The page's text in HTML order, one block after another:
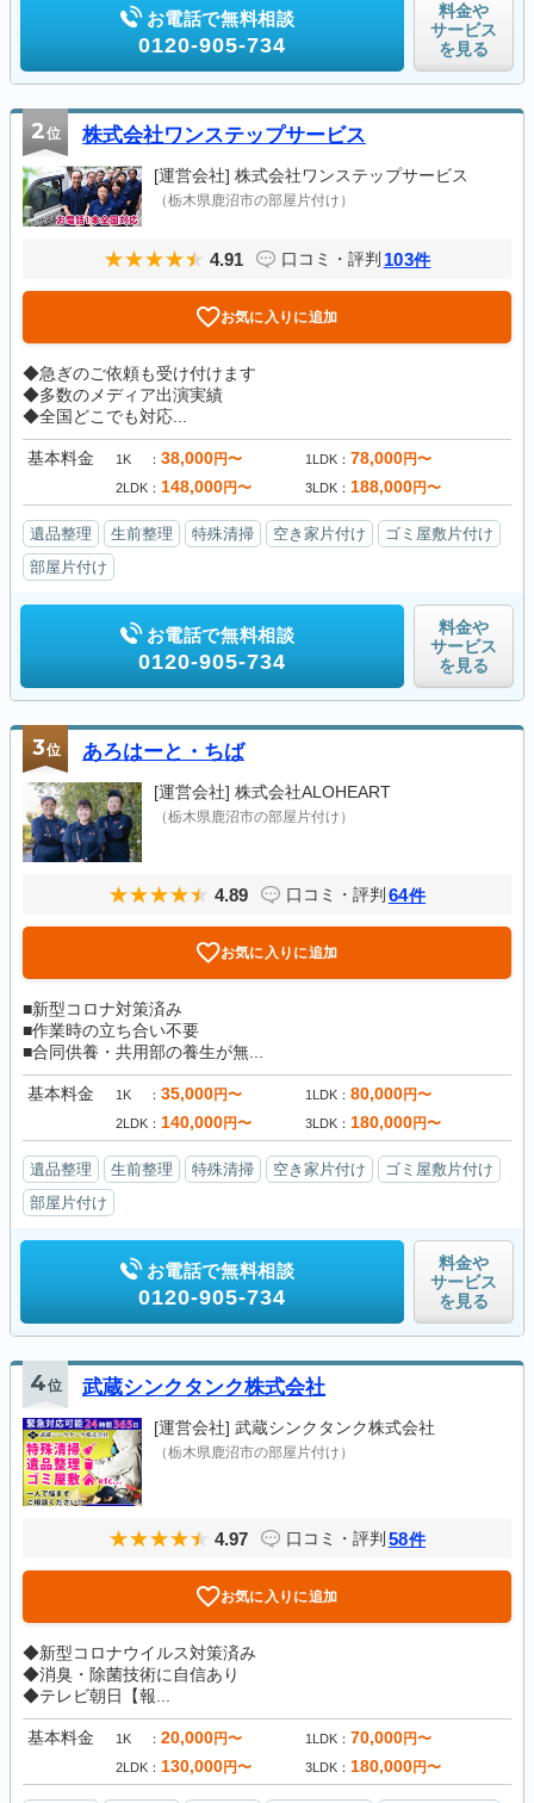
お電話で無料相談
0120-905-734
料金や
サービス
を見る
2位 株式会社ワンステップサービス
[運営会社] 株式会社ワンステップサービス
（栃木県鹿沼市の部屋片付け）
4.91 口コミ・評判 103件
お気に入りに追加
◆急ぎのご依頼も受け付けます
◆多数のメディア出演実績
◆全国どこでも対応...
基本料金 1K 38,000円〜 1LDK 78,000円〜
2LDK 148,000円〜 3LDK 188,000円〜
遺品整理 生前整理 特殊清掃 空き家片付け
ゴミ屋敷片付け
部屋片付け
お電話で無料相談
0120-905-734
料金や
サービス
を見る
3位 あろはーと・ちば
[運営会社] 株式会社ALOHEART
（栃木県鹿沼市の部屋片付け）
4.89 口コミ・評判 64件
お気に入りに追加
■新型コロナ対策済み
■作業時の立ち合い不要
■合同供養・共用部の養生が無...
基本料金 1K 35,000円〜 1LDK 80,000円〜
2LDK 140,000円〜 3LDK 180,000円〜
遺品整理 生前整理 特殊清掃 空き家片付け
ゴミ屋敷片付け
部屋片付け
お電話で無料相談
0120-905-734
料金や
サービス
を見る
4位 武蔵シンクタンク株式会社
[運営会社] 武蔵シンクタンク株式会社
（栃木県鹿沼市の部屋片付け）
4.97 口コミ・評判 58件
お気に入りに追加
◆新型コロナウイルス対策済み
◆消臭・除菌技術に自信あり
◆テレビ朝日【報...
基本料金 1K 20,000円〜 1LDK 70,000円〜
2LDK 130,000円〜 3LDK 180,000円〜